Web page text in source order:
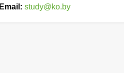
Email: study@ko.by